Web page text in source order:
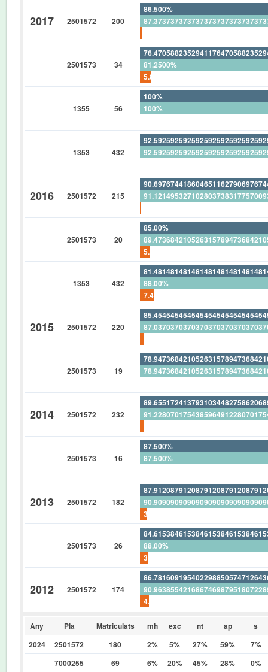
2017 2501572 200
86.500%
2501573 34
81.2500%
1355 56
100%
100%
1353 432
2016 2501572 215
2501573 20
85.00%
5.00%
1353 432
88.00%
2015 2501572 220
2501573 19
2014 2501572 232
2501573 16
87.500%
87.500%
2013 2501572 182
2501573 26
88.00%
2012 2501572 174
Any Pla Matriculats mh exc nt ap
s
2024
2501572 180 2% 5% 27% 59%
7%
7000255
69 6% 20% 45% 28%
0%